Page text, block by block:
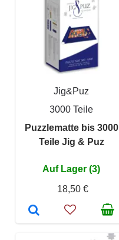
Jig&Puz
3000 Teile
Puzzlematte bis 3000
Teile Jig & Puz
Auf Lager (3)
18,50 €